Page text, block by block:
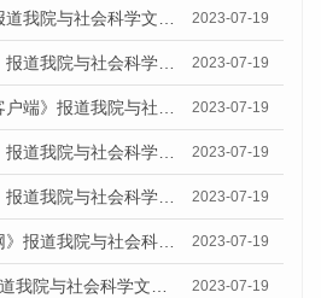
7月13日《粤学习》报道我院与社会科学文献出版社联合发布的《广州蓝皮书：广州城乡融合发展报告（2023）》媒体文章 2023-07-19
7月13日《花城新闻》报道我院与社会科学文献出版社联合发布了《广州蓝皮书：广州城乡融合发展报告（2023）》的媒体文章 2023-07-19
7月13日《广州日报客户端》报道我院与社会科学文献出版社联合发布了《广州蓝皮书：广州城乡融合发展报告（2023）》的媒体文章 2023-07-19
7月13日《时代在线》报道我院与社会科学文献出版社联合发布了《广州蓝皮书：广州城乡融合发展报告（2023）》的媒体文章 2023-07-19
7月13日《信息时报》报道我院与社会科学文献出版社联合发布了《广州蓝皮书：广州城乡融合发展报告（2023）》的媒体文章 2023-07-19
7月13日《中国新闻网》报道我院与社会科学文献出版社联合发布了《广州蓝皮书：广州城乡融合发展报告（2023）》的媒体文章 2023-07-19
7月13日《南方+》报道我院与社会科学文献出版社联合发布了《广州蓝皮书：广州城乡融合发展报告（2023）》的媒体文章 2023-07-19